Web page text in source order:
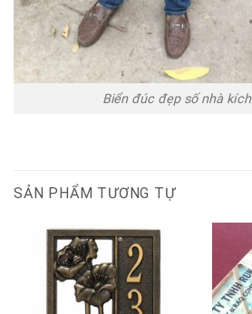
Biển đúc đẹp số nhà
SẢN PHẨM TƯƠNG TỰ